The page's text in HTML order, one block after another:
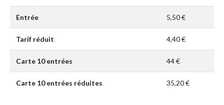
Entrée 5,50 €
Tarif réduit 4,40 €
Carte 10 entrées 44 €
Carte 10 entrées réduites 35,20 €